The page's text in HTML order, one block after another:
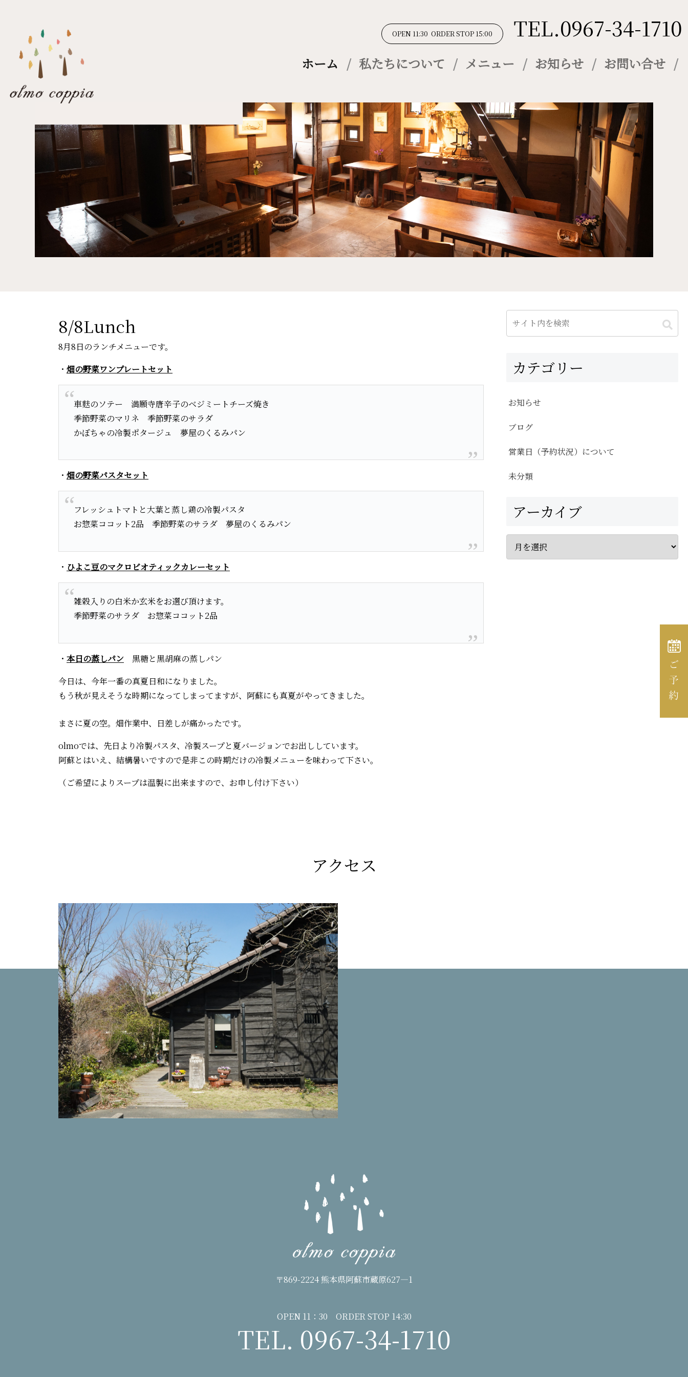
OPEN 11:30 ORDER STOP 15:00 TEL.0967-34-1710
ホーム 私たちについて メニュー お知らせ お問い合せ
8/8Lunch
8月8日のランチメニューです。
・ 畑の野菜ワンプレートセット
車麩のソテー 満願寺唐辛子のベジミートチーズ焼き
季節野菜のマリネ 季節野菜のサラダ
かぼちゃの冷製ポタージュ 夢屋のくるみパン
・ 畑の野菜パスタセット
フレッシュトマトと大葉と蒸し鶏の冷製パスタ
お惣菜ココット2品 季節野菜のサラダ 夢屋のくるみパン
・ ひよこ豆のマクロビオティックカレーセット
雑穀入りの白米か玄米をお選び頂けます。
季節野菜のサラダ お惣菜ココット2品
・ 本日の蒸しパン 黒糖と黒胡麻の蒸しパン
今日は、今年一番の真夏日和になりました。
もう秋が見えそうな時期になってしまってますが、阿蘇にも真夏がやってきました。
まさに夏の空。畑作業中、日差しが痛かったです。
olmoでは、先日より冷製パスタ、冷製スープと夏バージョンでお出ししています。
阿蘇とはいえ、結構暑いですので是非この時期だけの冷製メニューを味わって下さい。
（ご希望によりスープは温製に出来ますので、お申し付け下さい）
カテゴリー
お知らせ
ブログ
営業日（予約状況）について
未分類
アーカイブ
アクセス
〒869-2224 熊本県阿蘇市蔵原627―1
OPEN 11：30 ORDER STOP 14:30
TEL. 0967-34-1710